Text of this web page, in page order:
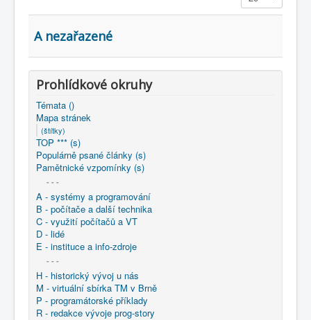
Současnost SW a IT
KNIHOVNA
Historické počítače
COBOL
O nás
Úvod Mapa stránek
A nezařazené
Prohlídkové okruhy
Témata ()
Mapa stránek
(štítky)
TOP *** (s)
Populárně psané články (s)
Pamětnické vzpomínky (s)
- - -
A - systémy a programování
B - počítače a další technika
C - využití počítačů a VT
D - lidé
E - instituce a info-zdroje
- - -
H - historický vývoj u nás
M - virtuální sbírka TM v Brně
P - programátorské příklady
R - redakce vývoje prog-story